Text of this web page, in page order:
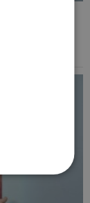
vratio na